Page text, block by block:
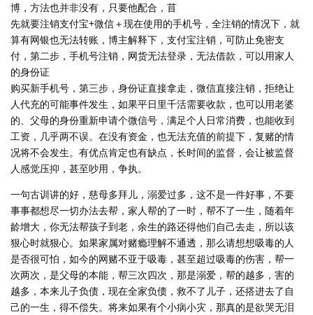
博，方法也并非没有，只要他配合，苜
先就要注销支付宝+微信＋现在使用的手机号，全注销的情况下，就
算有网银也无法转账，博主解释下，支付宝注销，可防止免密支
付，第二步，手机号注销，网货无法登录，无法借款，可以用家人
的身份证
购买新手机号，第三步，身份证直接拿走，微信直接注销，拒绝让
人代充的可能事件发生，如果平日里千活需要收款，也可以用老婆
的、父母的身份重新申请个微信号，满足个人日常消费，也能收到
工资，几乎两不误。在没有资金，也无法充值的前提下，复赌的情
况将不会发生。有优点肯定也有缺点，长时间的监督，会让被监督
人感觉压抑，甚至吵用，争执。
一句古训讲的好，慈母多拜儿，溺爱过多，这不是一件好事，不要
事事都想尽一切办法去帮，家人帮的了一时，帮不了一生，随着年
龄增大，你无法帮孩子到老，余生的路还得他们自己去走，所以该
狠心时就狠心。如果家属对赌瘾理解不通透，那么请想想吸毒的人
是否很可怕，如今的网赌不亚于吸毒，甚至超过吸毒的伤害，帮一
次两次，是父母的本能，帮三次四次，那是溺爱，帮的越多，害的
越多，本来儿子负债，现在全家负债，救不了儿子，还搭进去了自
己的一生，得不偿失。将来如果有个小病小灾，那真的是欲哭无泪